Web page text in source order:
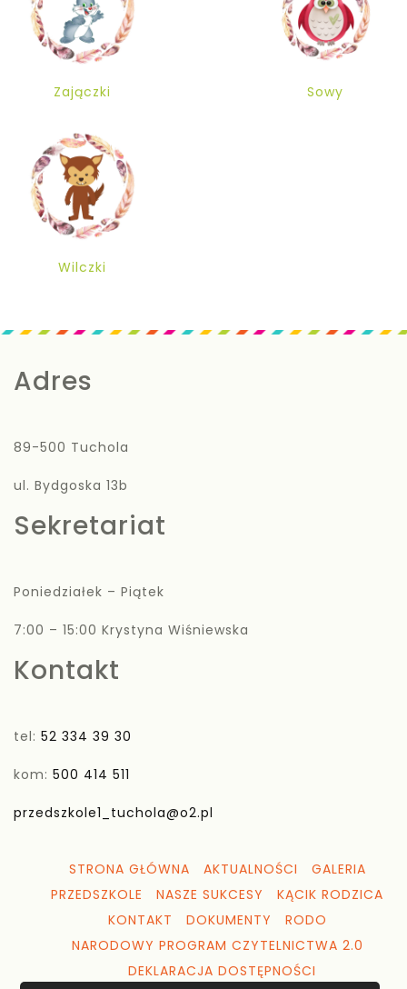
Zajączki Sowy
Wilczki
Adres
89-500 Tuchola
ul. Bydgoska 13b
Sekretariat
Poniedziałek – Piątek
7:00 – 15:00 Krystyna Wiśniewska
Kontakt
tel: 52 334 39 30
kom: 500 414 511
przedszkole1_tuchola@o2.pl
STRONA GŁÓWNA AKTUALNOŚCI
GALERIA
PRZEDSZKOLE
NASZE SUKCESY
KĄCIK RODZICA
KONTAKT
DOKUMENTY
RODO
NARODOWY PROGRAM CZYTELNICTWA 2.0
DEKLARACJA DOSTĘPNOŚCI